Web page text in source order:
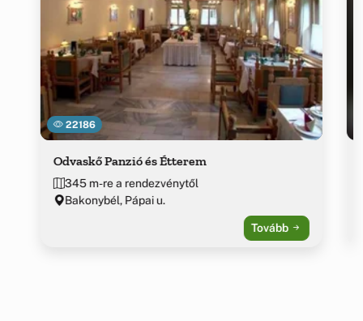
22186
Odvaskő Panzió és Étterem
345 m-re a rendezvénytől
Bakonybél, Pápai u.
Tovább